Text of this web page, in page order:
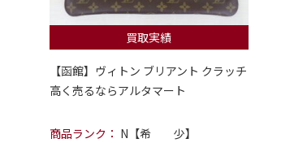
買取実績
【函館】ヴィトン ブリアント クラッチ
高く売るならアルタマート
商品ランク： N【希 少】